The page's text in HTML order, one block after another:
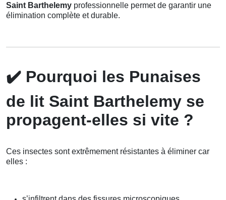
Saint Barthelemy professionnelle permet de garantir une
élimination complète et durable.
✔️ Pourquoi les Punaises
de lit Saint Barthelemy se
propagent-elles si vite ?
Ces insectes sont extrêmement résistantes à éliminer car
elles :